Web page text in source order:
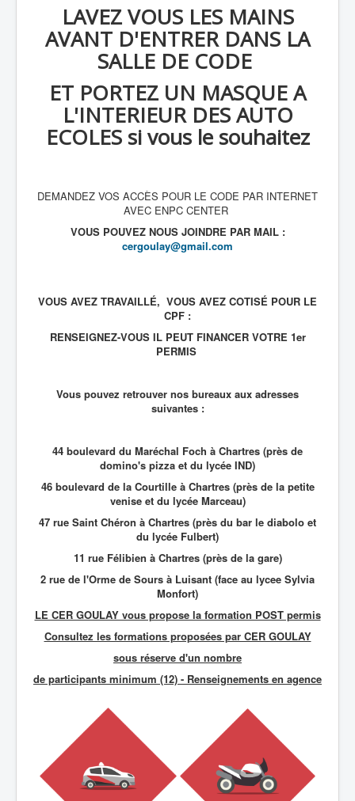
LAVEZ VOUS LES MAINS
AVANT D'ENTRER DANS LA
SALLE DE CODE
ET PORTEZ UN MASQUE A
L'INTERIEUR DES AUTO
ECOLES si vous le souhaitez
DEMANDEZ VOS ACCÈS POUR LE CODE PAR INTERNET
AVEC ENPC CENTER
VOUS POUVEZ NOUS JOINDRE PAR MAIL :
cergoulay@gmail.com
VOUS AVEZ TRAVAILLÉ, VOUS AVEZ COTISÉ POUR LE
CPF :
RENSEIGNEZ-VOUS IL PEUT FINANCER VOTRE 1er
PERMIS
Vous pouvez retrouver nos bureaux aux adresses
suivantes :
44 boulevard du Maréchal Foch à Chartres (près de
domino's pizza et du lycée IND)
46 boulevard de la Courtille à Chartres (près de la petite
venise et du lycée Marceau)
47 rue Saint Chéron à Chartres (près du bar le diabolo et
du lycée Fulbert)
11 rue Félibien à Chartres (près de la gare)
2 rue de l'Orme de Sours à Luisant (face au lycee Sylvia
Monfort)
LE CER GOULAY vous propose la formation POST permis
Consultez les formations proposées par CER GOULAY
sous réserve d'un nombre
de participants minimum (12) - Renseignements en agence